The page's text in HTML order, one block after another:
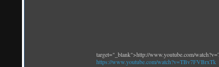
target="_blank">http://www.youtube.com/
https://www.youtube.com/watch?v=TBv7FVBrxTk